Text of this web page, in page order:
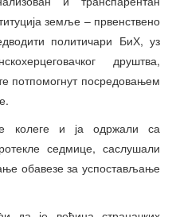
земље – првенствено
политичари БиХ, уз
друштва,
потпомогнут посредовањем
колеге и ја одржали са
седмице, саслушали
обавезе за успостављање